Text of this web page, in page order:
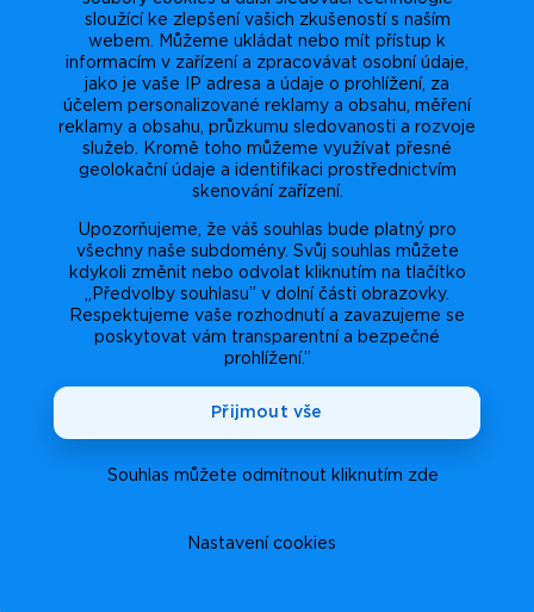
sloužící ke zlepšení vašich zkušeností s naším
webem. Můžeme ukládat nebo mít přístup k
informacím v zařízení a zpracovávat osobní údaje,
jako je vaše IP adresa a údaje o prohlížení, za
účelem personalizované reklamy a obsahu, měření
reklamy a obsahu, průzkumu sledovanosti a rozvoje
služeb. Kromě toho můžeme využívat přesné
geolokační údaje a identifikaci prostřednictvím
skenování zařízení.
Upozorňujeme, že váš souhlas bude platný pro
všechny naše subdomény. Svůj souhlas můžete
kdykoli změnit nebo odvolat kliknutím na tlačítko
„Předvolby souhlasu” v dolní části obrazovky.
Respektujeme vaše rozhodnutí a zavazujeme se
poskytovat vám transparentní a bezpečné
prohlížení.”
Nastavení cookies
Souhlas můžete odmítnout kliknutím zde
Přijmout vše